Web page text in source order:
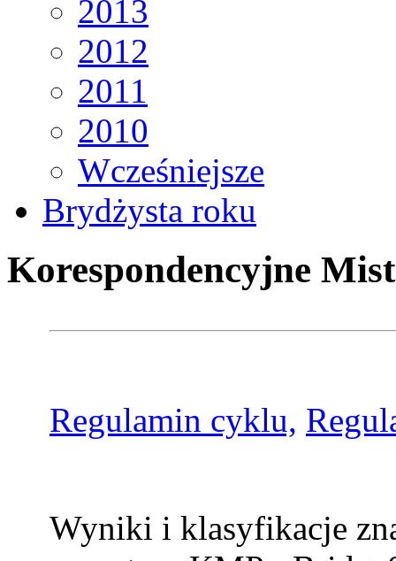
2013
2012
2011
2010
Wcześniejsze
Brydżysta roku
Korespondencyjne
Regulamin cyklu,
Wyniki i klasyfikacje